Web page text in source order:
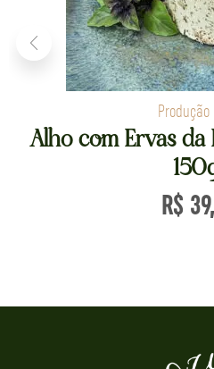
Produção
Alho com Ervas da
R$